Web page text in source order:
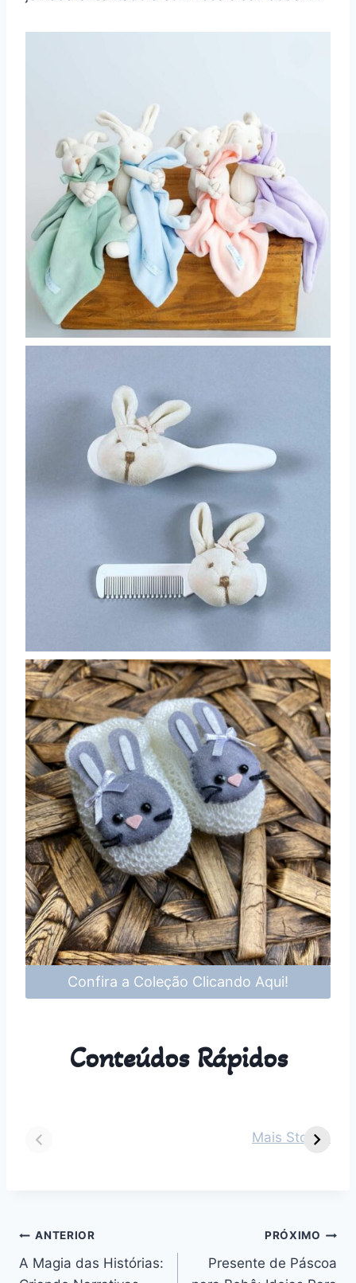
Confira a Coleção Clicando Aqui!
Conteúdos Rápidos
Mais Stories
seu bebê de 2
sobre Parto
Navegação
de
ANTERIOR
A Magia das Histórias:
PRÓXIMO
Presente de Páscoa